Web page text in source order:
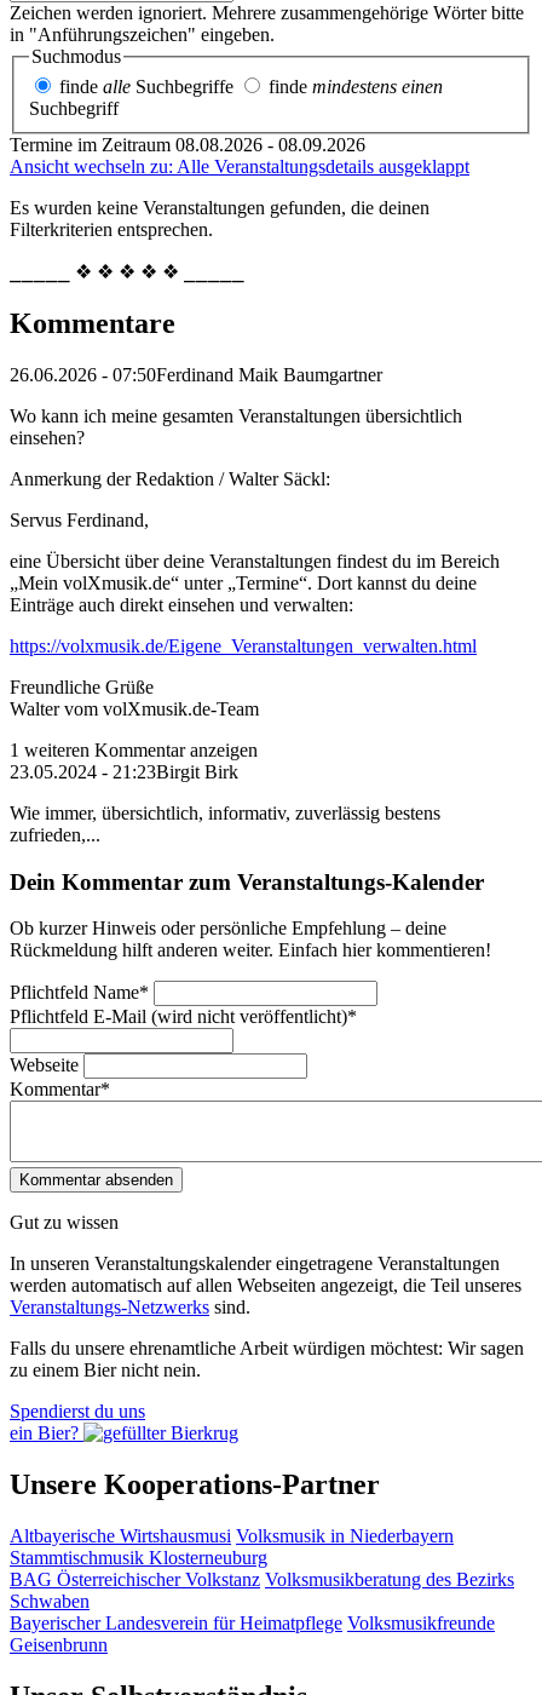
Zeichen werden ignoriert. Mehrere zusammengehörige Wörter bitte
in "Anführungszeichen" eingeben.
Suchmodus
finde alle Suchbegriffe finde mindestens einen
Suchbegriff
Termine im Zeitraum 08.08.2026 - 08.09.2026
Ansicht wechseln zu: Alle Veranstaltungsdetails ausgeklappt
Es wurden keine Veranstaltungen gefunden, die deinen
Filterkriterien entsprechen.
⎯⎯⎯⎯⎯ ❖ ❖ ❖ ❖ ❖ ⎯⎯⎯⎯⎯
Kommentare
26.06.2026 - 07:50Ferdinand Maik Baumgartner
Wo kann ich meine gesamten Veranstaltungen übersichtlich
einsehen?
Anmerkung der Redaktion /Walter Säckl:
Servus Ferdinand,
eine Übersicht über deine Veranstaltungen findest du im Bereich
„Mein volXmusik.de“ unter „Termine“. Dort kannst du deine
Einträge auch direkt einsehen und verwalten:
https://volxmusik.de/Eigene_Veranstaltungen_verwalten.html
Freundliche Grüße
Walter vom volXmusik.de-Team
1 weiteren Kommentar anzeigen
23.05.2024 - 21:23Birgit Birk
Wie immer, übersichtlich, informativ, zuverlässig bestens
zufrieden,...
Dein Kommentar zum Veranstaltungs-Kalender
Ob kurzer Hinweis oder persönliche Empfehlung – deine
Rückmeldung hilft anderen weiter. Einfach hier kommentieren!
Pflichtfeld Name*
Pflichtfeld E-Mail (wird nicht veröffentlicht)*
Webseite
Kommentar*
Gut zu wissen
In unseren Veranstaltungskalender eingetragene Veranstaltungen
werden automatisch auf allen Webseiten angezeigt, die Teil unseres
Veranstaltungs-Netzwerks sind.
Falls du unsere ehrenamtliche Arbeit würdigen möchtest: Wir sagen
zu einem Bier nicht nein.
Spendierst du uns
ein Bier?
Unsere Kooperations-Partner
Altbayerische Wirtshausmusi Volksmusik in Niederbayern
Stammtischmusik Klosterneuburg
BAG Österreichischer Volkstanz Volksmusikberatung des Bezirks
Schwaben
Bayerischer Landesverein für Heimatpflege Volksmusikfreunde
Geisenbrunn